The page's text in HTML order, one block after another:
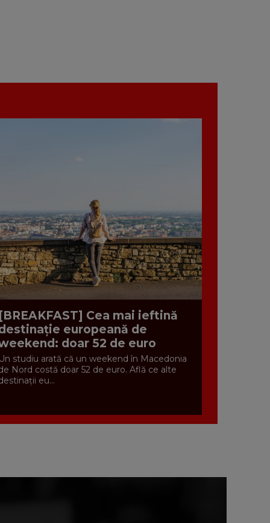
[BREAKFAST] Cea mai ieftină
europeană de
doar 52 de euro
Un studiu arată că un weekend în Macedonia
Nord costă doar 52 de euro. Află ce alte
eu...